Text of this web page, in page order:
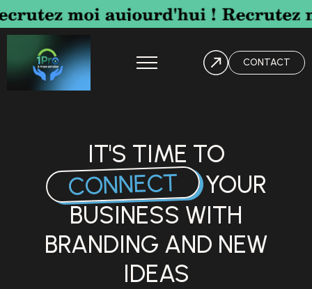
CONTACT
IT'S TIME TO
CONNECT
YOUR
BUSINESS WITH
BRANDING AND NEW
IDEAS